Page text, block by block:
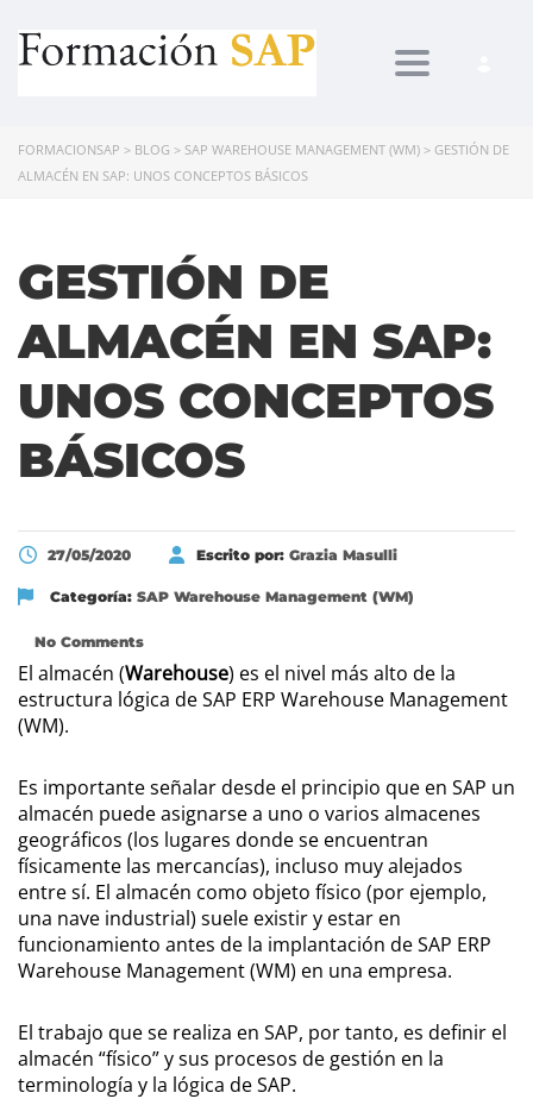
Toggle
FORMACIONSAP > BLOG > SAP WAREHOUSE MANAGEMENT (WM) > GESTIÓN DE
ALMACÉN EN SAP: UNOS CONCEPTOS BÁSICOS
GESTIÓN DE
ALMACÉN EN SAP:
UNOS CONCEPTOS
BÁSICOS
27/05/2020 Escrito por: Grazia Masulli
Categoría: SAP Warehouse Management (WM)
No Comments
El almacén (Warehouse) es el nivel más alto de la
estructura lógica de SAP ERP Warehouse Management
(WM).
Es importante señalar desde el principio que en SAP un
almacén puede asignarse a uno o varios almacenes
geográficos (los lugares donde se encuentran
físicamente las mercancías), incluso muy alejados
entre sí. El almacén como objeto físico (por ejemplo,
una nave industrial) suele existir y estar en
funcionamiento antes de la implantación de SAP ERP
Warehouse Management (WM) en una empresa.
El trabajo que se realiza en SAP, por tanto, es definir el
almacén “físico” y sus procesos de gestión en la
terminología y la lógica de SAP.